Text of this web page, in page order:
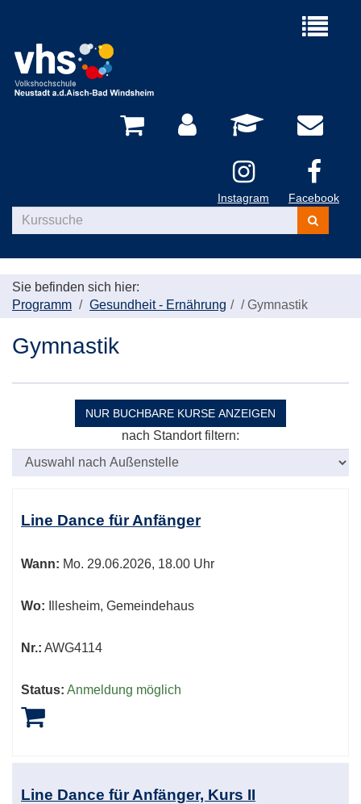
Menü
Instagram Facebook
Kurse
suchen
Sie befinden sich hier:
Programm
Gesundheit - Ernährung /Gymnastik
Gymnastik
NUR BUCHBARE KURSE ANZEIGEN
nach Standort filtern:
Tabellenüberschriften
können
werden.
Line Dance für Anfänger
Wann: Mo. 29.06.2026, 18.00 Uhr
Wo: Illesheim, Gemeindehaus
Nr.: AWG4114
Status: Anmeldung möglich
Line Dance für Anfänger, Kurs II